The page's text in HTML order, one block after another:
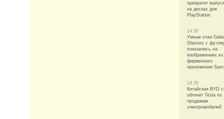
прекратит
на дисках для
PlayStation
14:30
Умные очки
Glasses с
показались на
изображениях из
фирменного
приложения
14:30
Китайская BYD
обгонит Tesla по
продажам
электромобилей